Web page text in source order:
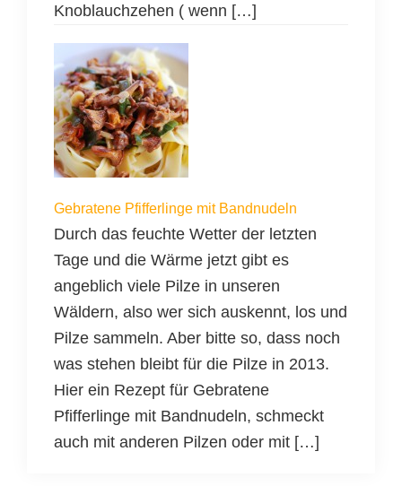
Knoblauchzehen ( wenn […]
Gebratene Pfifferlinge mit Bandnudeln
Durch das feuchte Wetter der letzten
Tage und die Wärme jetzt gibt es
angeblich viele Pilze in unseren
Wäldern, also wer sich auskennt, los und
Pilze sammeln. Aber bitte so, dass noch
was stehen bleibt für die Pilze in 2013.
Hier ein Rezept für Gebratene
Pfifferlinge mit Bandnudeln, schmeckt
auch mit anderen Pilzen oder mit […]